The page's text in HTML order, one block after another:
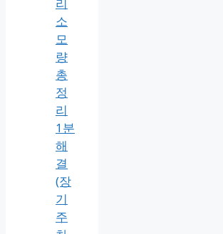
소
모
량
총
정
리
1분
해
결
(장
기
주